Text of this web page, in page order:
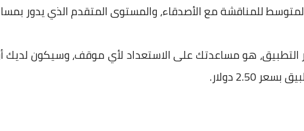
للمناقشة مع الأصدقاء، والمستوى المتقدم الذي يدور
التطبيق، هو مساعدتك على الاستعداد لأي موقف، وسيكون
2.50 دولار.